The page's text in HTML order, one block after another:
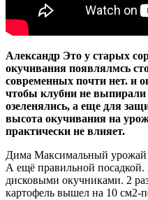
Александр Это у старых
окучивания появлялмсь
современных почти нет. и
чтобы клубни не выпирали
озеленялись, а еще для
высота окучивания на
практически не влияет.
Дима Максимальный урожай
А ещё правильной
дисковыми окучниками. 2
картофель вышел на 10 см2-